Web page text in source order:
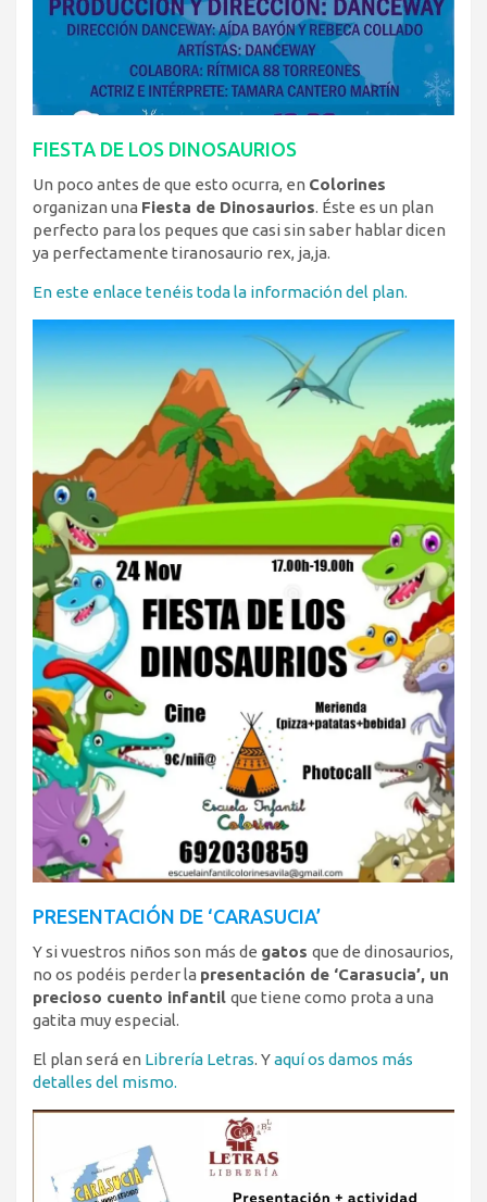
FIESTA DE LOS DINOSAURIOS
Un poco antes de que esto ocurra, en Colorines
organizan una Fiesta de Dinosaurios. Éste es un plan
perfecto para los peques que casi sin saber hablar dicen
ya perfectamente tiranosaurio rex, ja,ja.
En este enlace tenéis toda la información del plan.
PRESENTACIÓN DE ‘CARASUCIA’
Y si vuestros niños son más de gatos que de dinosaurios,
no os podéis perder la presentación de ‘Carasucia’, un
precioso cuento infantil que tiene como prota a una
gatita muy especial.
El plan será en Librería Letras. Yaquí os damos más
detalles del mismo.